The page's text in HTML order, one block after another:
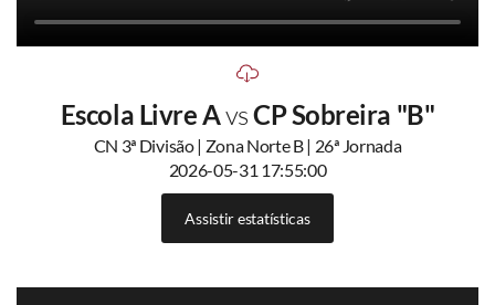
Escola Livre AvsCP Sobreira "B"
CN 3ª Divisão | Zona Norte B | 26ª Jornada
2026-05-31 17:55:00
Assistir estatísticas